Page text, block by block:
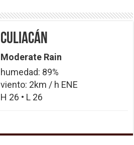
Culiacán
Moderate Rain
humedad: 89%
viento: 2km / h ENE
H 26 • L 26